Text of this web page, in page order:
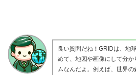
良い質問だね！GRIDは、地
めて、地図や画像にして分
ムなんだよ。例えば、世界